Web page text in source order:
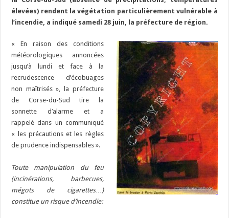
o
o
k
a
m
c
h
at
Li
n
k
o
n
t
p
bl
r
di
t
l
g
er
élevées) rendent la végétation particulièrement vulnérable à
l’incendie, a indiqué samedi 28 juin, la préfecture de région.
« En raison des conditions
météorologiques annoncées
jusqu’à lundi et face à la
recrudescence d’écobuages
non maîtrisés », la préfecture
de Corse-du-Sud tire la
sonnette d’alarme et a
rappelé dans un communiqué
« les précautions et les règles
de prudence indispensables ».
Toute manipulation du feu
(incinérations, barbecues,
mégots de cigarettes…)
constitue un risque d’incendie: